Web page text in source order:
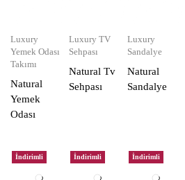
Luxury
Yemek Odası
Takımı
Natural
Yemek
Odası
Luxury TV
Sehpası
Natural Tv
Sehpası
Luxury
Sandalye
Natural
Sandalye
İndirimli İndirimli İndirimli